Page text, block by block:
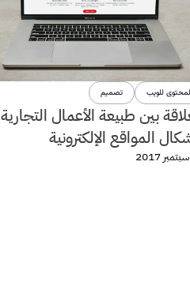
للويب تصميم
بين طبيعة الأعمال التجارية
المواقع الإلكترونية